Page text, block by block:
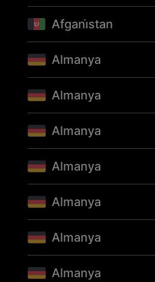
Afgani̇stan
Almanya
Almanya
Almanya
Almanya
Almanya
Almanya
Almanya